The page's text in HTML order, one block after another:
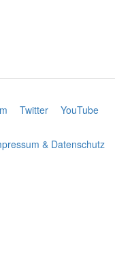
Twitter YouTube
& Datenschutz